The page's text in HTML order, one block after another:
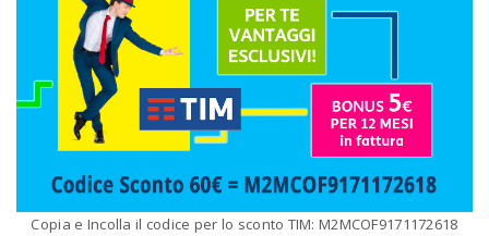
Copia e Incolla il codice per lo sconto TIM: M2MCOF9171172618